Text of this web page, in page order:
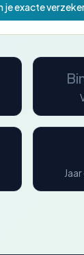
je exacte